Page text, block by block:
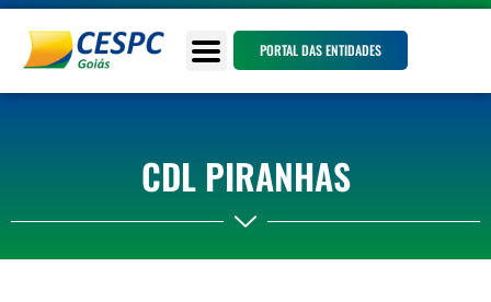
PORTAL DAS ENTIDADES
CDL PIRANHAS